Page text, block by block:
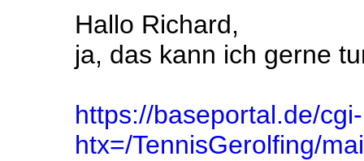
Hallo Richard,
ja, das kann ich gerne
https://baseportal.de/
htx=/TennisGerolfing/